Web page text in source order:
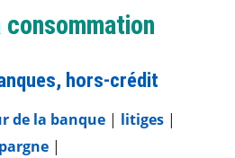
hors-crédit
de la banque | litiges |
|